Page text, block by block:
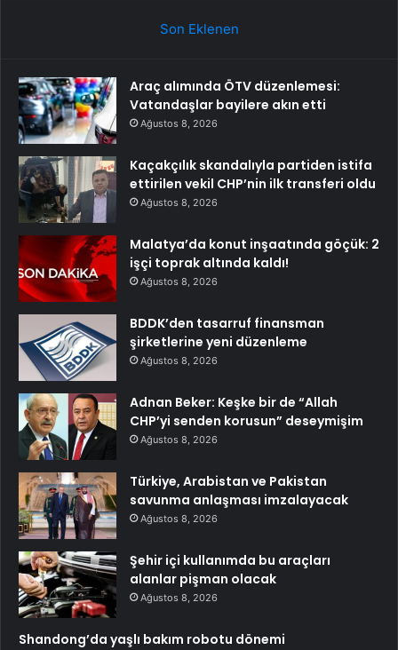
Son Eklenen
Araç alımında ÖTV düzenlemesi:
Vatandaşlar bayilere akın etti
Ağustos 8, 2026
Kaçakçılık skandalıyla partiden istifa
ettirilen vekil CHP’nin ilk transferi oldu
Ağustos 8, 2026
Malatya’da konut inşaatında göçük: 2
işçi toprak altında kaldı!
Ağustos 8, 2026
BDDK’den tasarruf finansman
şirketlerine yeni düzenleme
Ağustos 8, 2026
Adnan Beker: Keşke bir de “Allah
CHP’yi senden korusun” deseymişim
Ağustos 8, 2026
Türkiye, Arabistan ve Pakistan
savunma anlaşması imzalayacak
Ağustos 8, 2026
Şehir içi kullanımda bu araçları
alanlar pişman olacak
Ağustos 8, 2026
Shandong’da yaşlı bakım robotu dönemi